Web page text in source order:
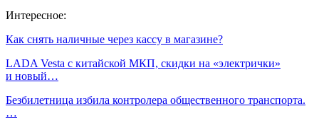
Интересное:
Как снять наличные через кассу в магазине?
LADA Vesta с китайской МКП, скидки на «электрички»
и новый…
Безбилетница избила контролера общественного транспорта.
…